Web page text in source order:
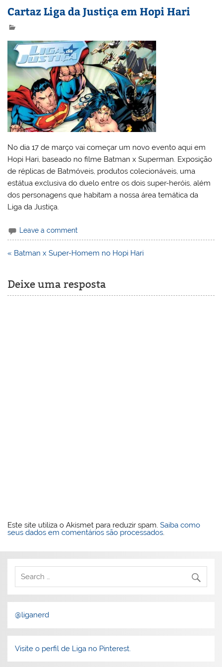
Cartaz Liga da Justiça em Hopi Hari
No dia 17 de março vai começar um novo evento aqui em
Hopi Hari, baseado no filme Batman x Superman. Exposição
de réplicas de Batmóveis, produtos colecionáveis, uma
estátua exclusiva do duelo entre os dois super-heróis, além
dos personagens que habitam a nossa área temática da
Liga da Justiça.
Leave a comment
Navegação
« Batman x Super-Homem no Hopi Hari
Deixe uma resposta
Este site utiliza o Akismet para reduzir spam.Saiba como
seus dados em comentários são processados.
@liganerd
Visite o perfil de Liga no Pinterest.